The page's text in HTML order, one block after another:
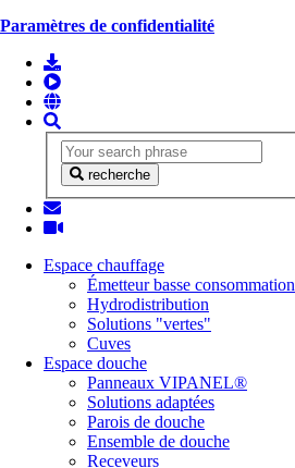
Paramètres de confidentialité
recherche
Espace chauffage
Émetteur basse consommation
Hydrodistribution
Solutions "vertes"
Cuves
Espace douche
Panneaux VIPANEL®
Solutions adaptées
Parois de douche
Ensemble de douche
Receveurs